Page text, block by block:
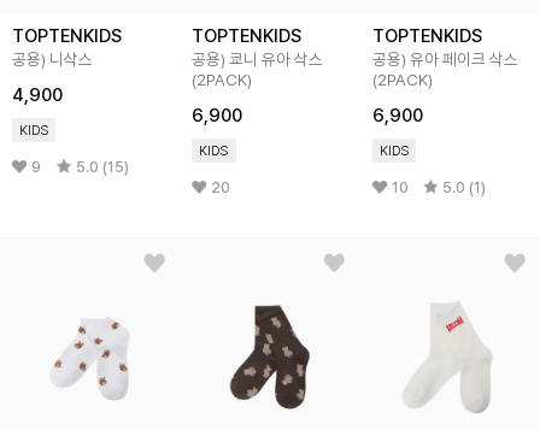
TOPTENKIDS
공용) 니삭스
4,900
KIDS
9 5.0 (15)
TOPTENKIDS
공용) 쿄니 유아 삭스
(2PACK)
6,900
KIDS
20
TOPTENKIDS
공용) 유아 페이크 삭스
(2PACK)
6,900
KIDS
10 5.0 (1)